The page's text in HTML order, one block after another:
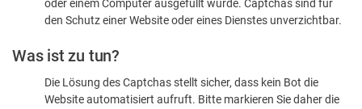
sind
oder einem Computer ausgefüllt wurde. Captchas sind für
den Schutz einer Website oder eines Dienstes unverzichtbar.
Was ist zu tun?
Die Lösung des Captchas stellt sicher, dass kein Bot die
Website automatisiert aufruft. Bitte markieren Sie daher die